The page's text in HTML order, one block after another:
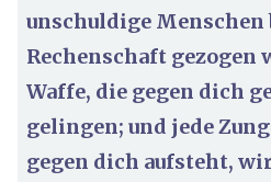
unschuldige Menschen
Rechenschaft gezogen
Waffe, die gegen dich
gelingen; und jede
gegen dich aufsteht,